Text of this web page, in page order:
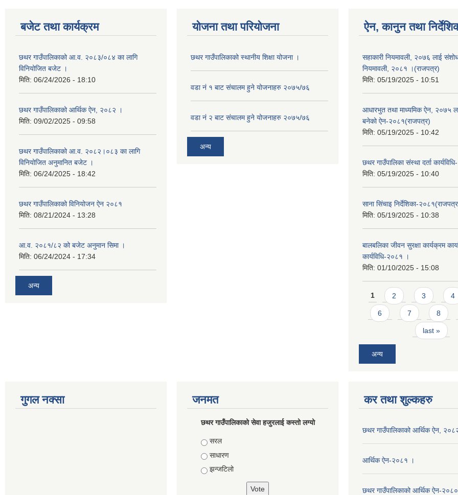
बजेट तथा कार्यक्रम
छथर गाउँपालिकाको आ.व. २०८३/०८४ का लागि
विनियोजित बजेट ।
मिति: 06/24/2026 - 18:10
छथर गाउँपालिकाको आर्थिक ऐन, २०८२ ।
मिति: 09/02/2025 - 09:58
छथर गाउँपालिकाको आ.व. २०८२।०८३ का लागि
विनियोजित अनुमानित बजेट ।
मिति: 06/24/2025 - 18:42
छथर गाउँपालिकाको विनियोजन ऐन २०८१
मिति: 08/21/2024 - 13:28
आ.व. २०८१/८२ को बजेट अनुमान सिमा ।
मिति: 06/24/2024 - 17:34
अन्य
योजना तथा परियोजना
छथर गाउँपालिकाको स्थानीय शिक्षा योजना ।
वडा नं १ बाट संचालम हुने योजनाहरु २०७५/७६
वडा नं २ बाट संचालम हुने योजनाहरु २०७५/७६
अन्य
ऐन, कानुन तथा
सहाकारी नियमावली, २०७६ लाई
नियमावली, २०८१ ।(राजपत्र)
मिति: 05/19/2025 - 10:51
आधारभुत तथा माध्यमिक ऐन, २०७५
बनेको ऐन-२०८१(राजपत्र)
मिति: 05/19/2025 - 10:42
छथर गाउँपालिका संस्था दर्ता
मिति: 05/19/2025 - 10:40
साना सिंचाइ निर्देशिका-
मिति: 05/19/2025 - 10:38
बालबलिका जीवन सुरक्षा कार्यक्रम
कार्यविधि-२०८१ ।
मिति: 01/10/2025 - 15:08
Pages
1 2 3 4
6 7 8
last »
अन्य
गुगल नक्सा जनमत
छथर गाउँपालिकाको सेवा हजुरलाई कस्तो लग्यो
Choices
सरल
साधारण
झन्जटिलो
कर तथा शुल्कहरु
छथर गाउँपालिकाको आर्थिक ऐन,
आर्थिक ऐन-२०८१ ।
छथर गाउँपालिकाको आर्थिक ऐन-२०८०